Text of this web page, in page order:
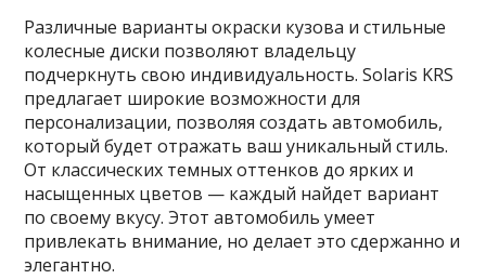
Различные варианты окраски кузова и стильные
колесные диски позволяют владельцу
подчеркнуть свою индивидуальность. Solaris KRS
предлагает широкие возможности для
персонализации, позволяя создать автомобиль,
который будет отражать ваш уникальный стиль.
От классических темных оттенков до ярких и
насыщенных цветов — каждый найдет вариант
по своему вкусу. Этот автомобиль умеет
привлекать внимание, но делает это сдержанно и
элегантно.